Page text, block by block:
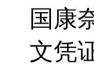
国康
文凭